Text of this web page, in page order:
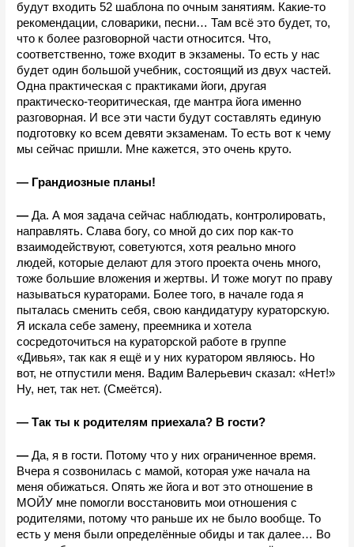
будут входить 52 шаблона по очным занятиям. Какие-то
рекомендации, словарики, песни… Там всё это будет, то,
что к более разговорной части относится. Что,
соответственно, тоже входит в экзамены. То есть у нас
будет один большой учебник, состоящий из двух частей.
Одна практическая с практиками йоги, другая
практическо-теоритическая, где мантра йога именно
разговорная. И все эти части будут составлять единую
подготовку ко всем девяти экзаменам. То есть вот к чему
мы сейчас пришли. Мне кажется, это очень круто.
— Грандиозные планы!
— Да. А моя задача сейчас наблюдать, контролировать,
направлять. Слава богу, со мной до сих пор как-то
взаимодействуют, советуются, хотя реально много
людей, которые делают для этого проекта очень много,
тоже большие вложения и жертвы. И тоже могут по праву
называться кураторами. Более того, в начале года я
пыталась сменить себя, свою кандидатуру кураторскую.
Я искала себе замену, преемника и хотела
сосредоточиться на кураторской работе в группе
«Дивья», так как я ещё и у них куратором являюсь. Но
вот, не отпустили меня. Вадим Валерьевич сказал: «Нет!»
Ну, нет, так нет. (Смеётся).
— Так ты к родителям приехала? В гости?
— Да, я в гости. Потому что у них ограниченное время.
Вчера я созвонилась с мамой, которая уже начала на
меня обижаться. Опять же йога и вот это отношение в
МОЙУ мне помогли восстановить мои отношения с
родителями, потому что раньше их не было вообще. То
есть у меня были определённые обиды и так далее… Во